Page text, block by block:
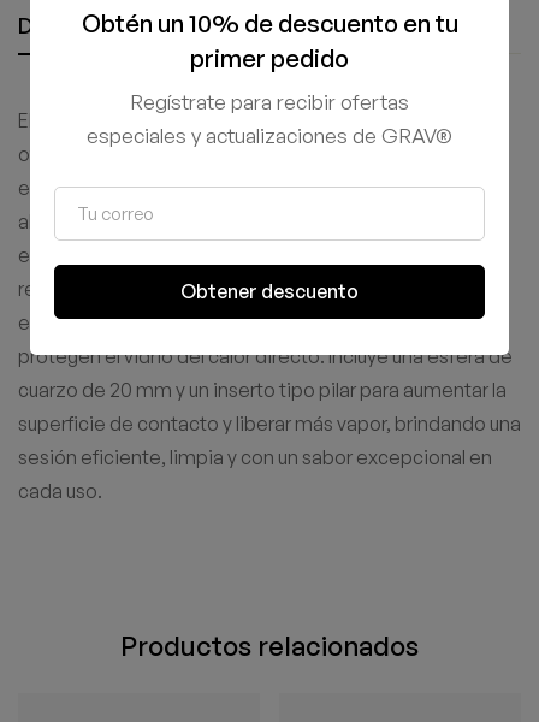
Descripción Información adicional
El GRAV® Control Tower Banger Set está diseñado para
ofrecer una experiencia de dabbing fluida y sabrosa. Su
estructura de cuarzo cuenta con un cuerpo cilíndrico
alargado y entradas de aire cortadas en dirección
estratégica que optimizan el flujo. La base gruesa y
reunida mejora la retención de calor, mientras que la
entrada inferior facilita su uso. Las uniones extendidas
protegen el vidrio del calor directo. Incluye una esfera de
cuarzo de 20 mm y un inserto tipo pilar para aumentar la
superficie de contacto y liberar más vapor, brindando una
sesión eficiente, limpia y con un sabor excepcional en
cada uso.
Productos relacionados
Obtén un 10% de descuento en tu
primer pedido
Regístrate para recibir ofertas
especiales y actualizaciones de GRAV®
Obtener descuento